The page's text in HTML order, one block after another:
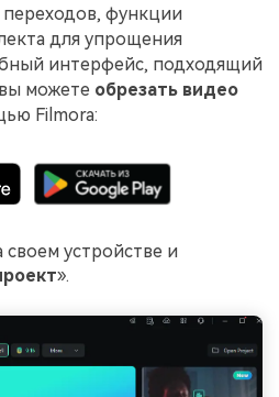
функции
для упрощения
интерфейс, подходящий
можете обрезать видео
Filmora:
устройстве и
».